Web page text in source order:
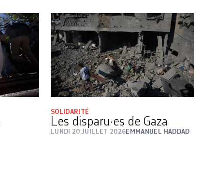
SOLIDARITÉ
Les disparu·es de Gaza
LUNDI 20 JUILLET 2026 EMMANUEL HADDAD